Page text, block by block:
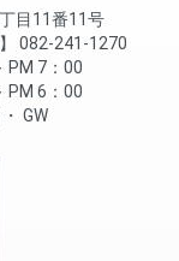
目11番11号
082-241-1270
PM 7：00
PM 6：00
GW